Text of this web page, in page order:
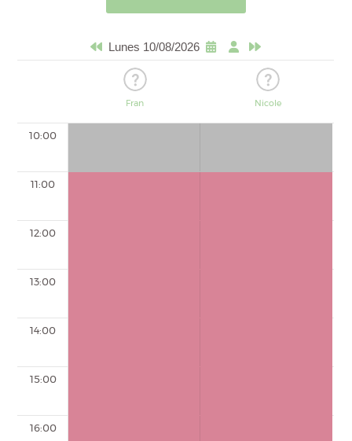
Lunes 10/08/2026
Fran Nicole
10:00
11:00
12:00
13:00
14:00
15:00
16:00